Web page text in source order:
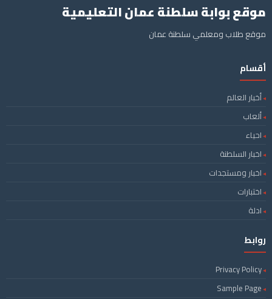
موقع بوابة سلطنة عمان التعليمية
موقع طلاب ومعلمي سلطنة عمان
أقسام
أخبار العالم
ألعاب
احياء
اخبار السلطنة
اخبار ومستجدات
اختبارات
ادلة
روابط
Privacy Policy
Sample Page